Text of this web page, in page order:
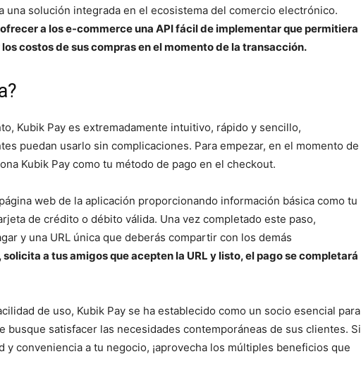
una solución integrada en el ecosistema del comercio electrónico.
a los e-commerce una API fácil de implementar que permitiera
costos de sus compras en el momento de la transacción.
Kubik Pay es extremadamente intuitivo, rápido y sencillo,
puedan usarlo sin complicaciones. Para empezar, en el momento de
Kubik Pay como tu método de pago en el checkout.
web de la aplicación proporcionando información básica como tu
de crédito o débito válida. Una vez completado este paso,
y una URL única que deberás compartir con los demás
solicita a tus amigos que acepten la URL y listo, el pago se completará
de uso, Kubik Pay se ha establecido como un socio esencial para
busque satisfacer las necesidades contemporáneas de sus clientes. Si
y conveniencia a tu negocio, ¡aprovecha los múltiples beneficios que